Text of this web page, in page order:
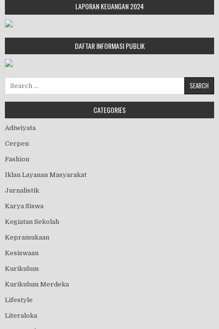
LAPORAN KEUANGAN 2024
DAFTAR INFORMASI PUBLIK
CATEGORIES
Adiwiyata
Cerpen
Fashion
Iklan Layanan Masyarakat
Jurnalistik
Karya Siswa
Kegiatan Sekolah
Kepramukaan
Kesiswaan
Kurikulum
Kurikulum Merdeka
Lifestyle
Literaloka